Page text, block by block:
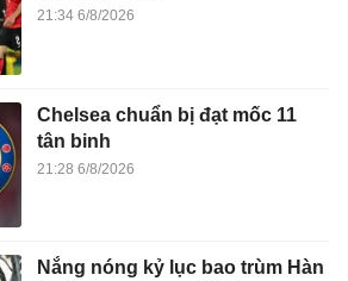
21:34 6/8/2026
Chelsea chuẩn bị đạt mốc 11
tân binh
21:28 6/8/2026
Nắng nóng kỷ lục bao trùm Hàn